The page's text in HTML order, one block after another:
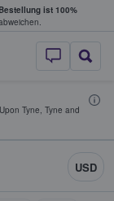
ist 100%
- Wo
Tyne, Tyne and
USD